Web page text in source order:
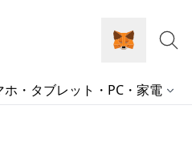
ホ・タブレット・PC・家電